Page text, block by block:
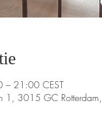
21:00 CEST
1, 3015 GC